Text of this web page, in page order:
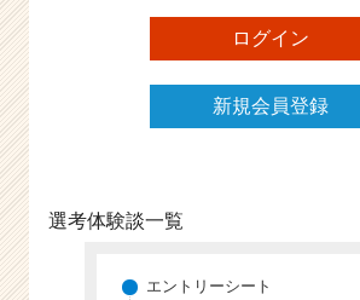
ト
が
届
く
チ
ログイン
新規会員登録
選考体験談一覧
エントリーシート